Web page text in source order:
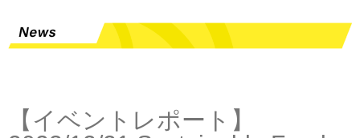
【イベントレポート】